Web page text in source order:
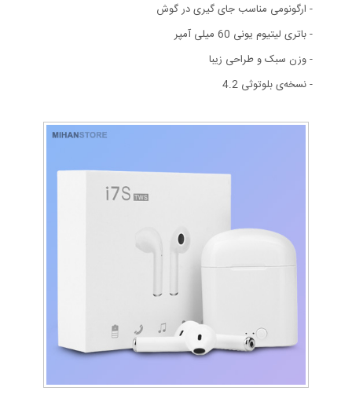
- ارگونومی مناسب جای گیری در گوش
- باتری لیتیوم یونی 60 میلی آمپر
- وزن سبک و طراحی زیبا
- نسخه‌ی بلوتوثی 4.2